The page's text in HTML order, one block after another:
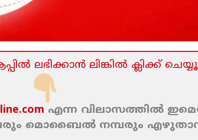
ലഭിക്കാന്‍ ലിങ്കില്‍ ക്ലിക്ക്‌
എന്ന വിലാസത്തില്‍
മൊബൈല്‍ നമ്പരും